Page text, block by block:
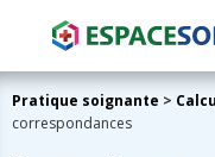
Pratique soignante >
correspondances